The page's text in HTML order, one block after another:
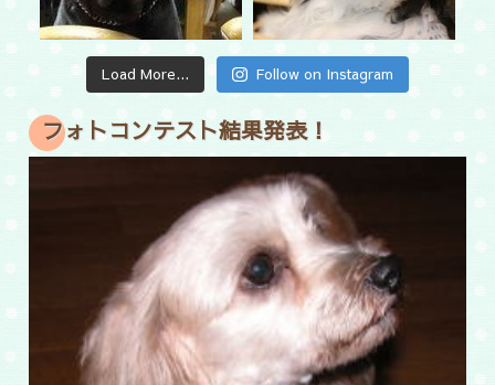
Load More... Follow on Instagram
フォトコンテスト結果発表！